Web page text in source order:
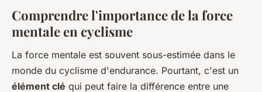
Comprendre l'importance de la force
mentale en cyclisme
La force mentale est souvent sous-estimée dans le
monde du cyclisme d'endurance. Pourtant, c'est un
élément clé qui peut faire la différence entre une